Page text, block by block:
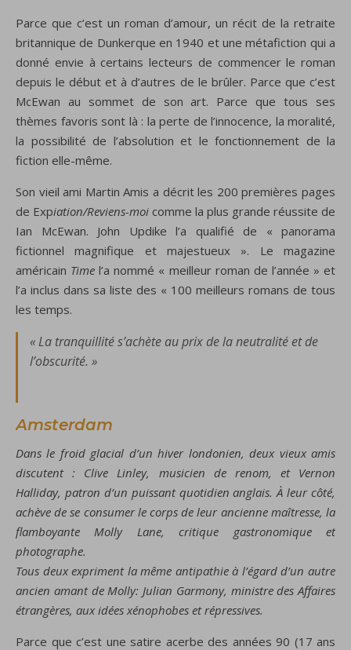
Parce que c’est un roman d’amour, un récit de la retraite
britannique de Dunkerque en 1940 et une métafiction qui a
donné envie à certains lecteurs de commencer le roman
depuis le début et à d’autres de le brûler. Parce que c’est
McEwan au sommet de son art. Parce que tous ses
thèmes favoris sont là : la perte de l’innocence, la moralité,
la possibilité de l’absolution et le fonctionnement de la
fiction elle-même.
Son vieil ami Martin Amis a décrit les 200 premières pages
de Expiation/Reviens-moi comme la plus grande réussite de
Ian McEwan. John Updike l’a qualifié de « panorama
fictionnel magnifique et majestueux ». Le magazine
américain Time l’a nommé « meilleur roman de l’année » et
l’a inclus dans sa liste des « 100 meilleurs romans de tous
les temps.
« La tranquillité s’achète au prix de la neutralité et de
l’obscurité. »
Amsterdam
Dans le froid glacial d’un hiver londonien, deux vieux amis
discutent : Clive Linley, musicien de renom, et Vernon
Halliday, patron d’un puissant quotidien anglais. À leur côté,
achève de se consumer le corps de leur ancienne maîtresse, la
flamboyante Molly Lane, critique gastronomique et
photographe.
Tous deux expriment la même antipathie à l’égard d’un autre
ancien amant de Molly: Julian Garmony, ministre des Affaires
étrangères, aux idées xénophobes et répressives.
Parce que c’est une satire acerbe des années 90 (17 ans